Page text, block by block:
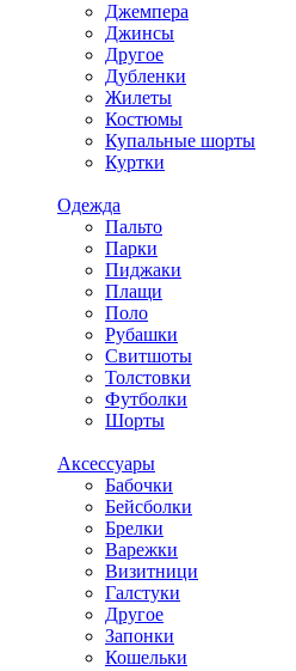
Джемпера
Джинсы
Другое
Дубленки
Жилеты
Костюмы
Купальные шорты
Куртки
Одежда
Пальто
Парки
Пиджаки
Плащи
Поло
Рубашки
Свитшоты
Толстовки
Футболки
Шорты
Аксессуары
Бабочки
Бейсболки
Брелки
Варежки
Визитници
Галстуки
Другое
Запонки
Кошельки